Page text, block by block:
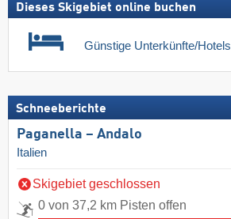
Dieses Skigebiet online buchen
Günstige Unterkünfte/Hotels
Schneeberichte
Paganella – Andalo
Italien
Skigebiet geschlossen
0 von 37,2 km Pisten offen